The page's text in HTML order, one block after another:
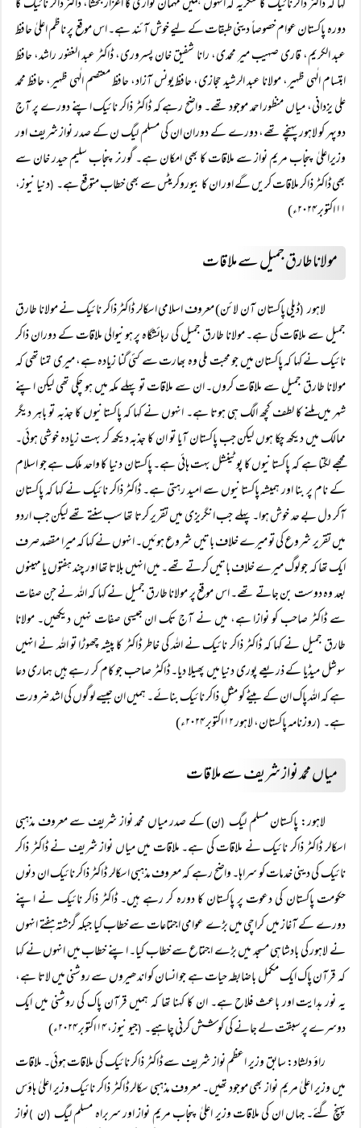
کہا کہ ڈاکٹر ذاکر نائیک کا شکریہ کہ انہوں ہمیں مہمان نوازی کا اعزاز بخشا، ڈاکٹر ذاکر نائیک کا
دورہ پاکستان عوام خصوصاً دینی طبقات کے لیے خوش آئند ہے۔ اس موقع پر ناظم اعلیٰ حافظ
عبد الکریم، قاری صہیب میر محمدی، رانا شفیق خان پسروری، ڈاکٹر عبد الغفور راشد، حافظ
ابتسام الٰہی ظہیر، مولانا عبد الرشید حجازی، حافظ یونس آزاد، حافظ معتصم الٰہی ظہیر، حافظ محمد
علی یزدانی، میاں منظور احمد موجود تھے۔ واضح رہے کہ ڈاکٹر ذاکر نائیک اپنے دورے پر آج
دوپہر کو لاہور پہنچے تھے، دورے کے دوران ان کی مسلم لیگ ن کے صدر نواز شریف اور
وزیراعلیٰ پنجاب مریم نواز سے ملاقات کا بھی امکان ہے۔ گورنر پنجاب سلیم حیدر خان سے
بھی ڈاکٹر ذاکر ملاقات کریں گے اور ان کا بیوروکریٹس سے بھی خطاب متوقع ہے۔ (دنیا نیوز،
۱۱ اکتوبر ۲۰۲۴ء)
مولانا طارق جمیل سے ملاقات
لاہور(ڈیلی پاکستان آن لائن) معروف اسلامی اسکالر ڈاکٹر ذاکر نائیک نے مولانا طارق
جمیل سے ملاقات کی ہے۔ مولانا طارق جمیل کی رہائشگاہ پر ہونیوالی ملاقات کے دوران ذاکر
نائیک نے کہا کہ پاکستان میں جو محبت ملی وہ بھارت سے کئی گنا زیادہ ہے، میری تمنا تھی کہ
مولانا طارق جمیل سے ملاقات کروں۔ ان سے ملاقات تو پہلے مکہ میں ہو چکی تھی لیکن اپنے
شہر میں ملنے کا لطف کچھ الگ ہی ہوتا ہے۔ انہوں نے کہا کہ پاکستانیوں کا جذبہ تو باہر دیگر
ممالک میں دیکھ چکا ہوں لیکن جب پاکستان آیا تو ان کا جذبہ دیکھ کر بہت زیادہ خوشی ہوئی۔
مجھے لگتا ہے کہ پاکستانیوں کا پوٹینشل بہت ہائی ہے۔ پاکستان دنیا کا واحد ملک ہے جو اسلام
کے نام پر بنا اور ہمیشہ پاکستانیوں سے امید رہتی ہے۔ ڈاکٹر ذاکر نائیک نے کہا کہ پاکستان
آکر دل بے حد خوش ہوا۔ پہلے جب انگریزی میں تقریر کرتا تھا سب سنتے تھے لیکن جب اردو
میں تقریر شروع کی تو میرے خلاف باتیں شروع ہوئیں۔ انہوں نے کہا کہ میرا مقصد صرف
ایک تھا کہ جو لوگ میرے خلاف باتیں کرتے تھے۔ میں انہیں بلاتا تھا اور چند ہفتوں یا مہینوں
بعد وہ دوست بن جاتے تھے۔ اس موقع پر مولانا طارق جمیل نے کہا کہ اللہ نے جن صفات
سے ڈاکٹر صاحب کو نوازا ہے، میں نے آج تک ان جیسی صفات نہیں دیکھیں۔ مولانا
طارق جمیل نے کہا کہ ڈاکٹر ذاکر نائیک نے اللہ کی خاطر ڈاکٹر کا پیشہ چھوڑا تو اللہ نے انہیں
سوشل میڈیا کے ذریعے پوری دنیا میں پھیلا دیا۔ ڈاکٹر صاحب جو کام کر رہے ہیں ہماری دعا
ہے کہ اللہ پاک ان کے بیٹے کو مثلِ ذاکر نائیک بنائے۔ ہمیں ان جیسے لوگوں کی اشد ضرورت
ہے۔ (روزنامہ پاکستان، لاہور ۱۲ اکتوبر ۲۰۲۴ء)
میاں محمد نواز شریف سے ملاقات
لاہور: پاکستان مسلم لیگ (ن) کے صدر میاں محمد نواز شریف سے معروف مذہبی
اسکالر ڈاکٹر ذاکر نائیک نے ملاقات کی ہے۔ ملاقات میں میاں نواز شریف نے ڈاکٹر ذاکر
نائیک کی دینی خدمات کو سراہا۔ واضح رہے کہ معروف مذہبی اسکالر ڈاکٹر ذاکر نائیک ان دنوں
حکومت پاکستان کی دعوت پر پاکستان کا دورہ کر رہے ہیں۔ ڈاکٹر ذاکر نائیک نے اپنے
دورے کے آغاز میں کراچی میں بڑے عوامی اجتماعات سے خطاب کیا جبکہ گزشتہ ہفتے انہوں
نے لاہور کی بادشاہی مسجد میں بڑے اجتماع سے خطاب کیا۔ اپنے خطاب میں انہوں نے کہا
کہ قرآن پاک ایک مکمل باضابطہ حیات ہے جو انسان کو اندھیروں سے روشنی میں لاتا ہے،
یہ نور ہدایت اور باعث فلاح ہے۔ ان کا کہنا تھا کہ ہمیں قرآن پاک کی روشنی میں ایک
دوسرے پر سبقت لے جانے کی کوشش کرنی چاہیے۔ (جیو نیوز، ۱۴ اکتوبر ۲۰۲۴ء)
راؤ دلشاد: سابق وزیر اعظم نواز شریف سے ڈاکٹر ذاکر نائیک کی ملاقات ہوئی۔ ملاقات
میں وزیر اعلیٰ مریم نواز بھی موجود تھیں۔ معروف مذہبی سکالر ڈاکٹر ذاکر نائیک وزیر اعلیٰ ہاؤس
پہنچ گئے۔ جہاں ان کی ملاقات وزیر اعلیٰ پنجاب مریم نواز اور سربراہ مسلم لیگ (ن )نواز